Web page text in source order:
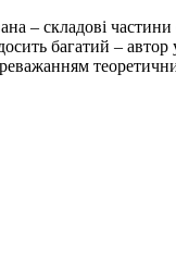
– складові
багатий –